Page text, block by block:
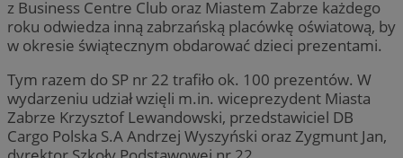
z Business Centre Club oraz Miastem Zabrze każdego
roku odwiedza inną zabrzańską placówkę oświatową, by
w okresie świątecznym obdarować dzieci prezentami.
Tym razem do SP nr 22 trafiło ok. 100 prezentów. W
wydarzeniu udział wzięli m.in. wiceprezydent Miasta
Zabrze Krzysztof Lewandowski, przedstawiciel DB
Cargo Polska S.A Andrzej Wyszyński oraz Zygmunt Jan,